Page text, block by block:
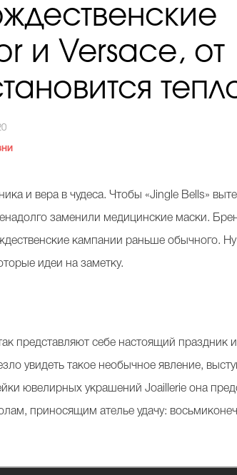
и Versace, от
и вера в чудеса. Чтобы «Jingle Bells»
заменили медицинские маски.
кампании раньше обычного.
идеи на заметку.
представляют себе настоящий праздник
увидеть такое необычное явление,
ювелирных украшений Joaillerie она
приносящим ателье удачу: